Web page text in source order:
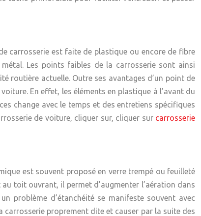
carrosserie est faite de plastique ou encore de fibre
Les points faibles de la carrosserie sont ainsi
routière actuelle. Outre ses avantages d’un point de
En effet, les éléments en plastique à l’avant du
change avec le temps et des entretiens spécifiques
de voiture, cliquer sur, cliquer sur carrosserie
est souvent proposé en verre trempé ou feuilleté
toit ouvrant, il permet d’augmenter l’aération dans
problème d’étanchéité se manifeste souvent avec
proprement dite et causer par la suite des